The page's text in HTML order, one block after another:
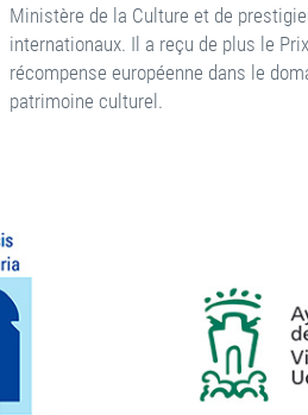
Ministère de la Culture et de
internationaux. Il a reçu de plus le
récompense européenne dans le
patrimoine culturel.